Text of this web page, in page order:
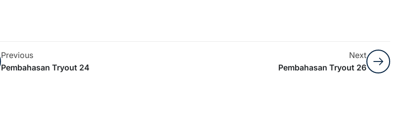
Previous
Pembahasan Tryout 24
Next
Pembahasan Tryout 26